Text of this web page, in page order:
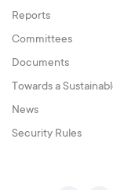
Reports
Committees
Documents
Towards a
News
Security Rules